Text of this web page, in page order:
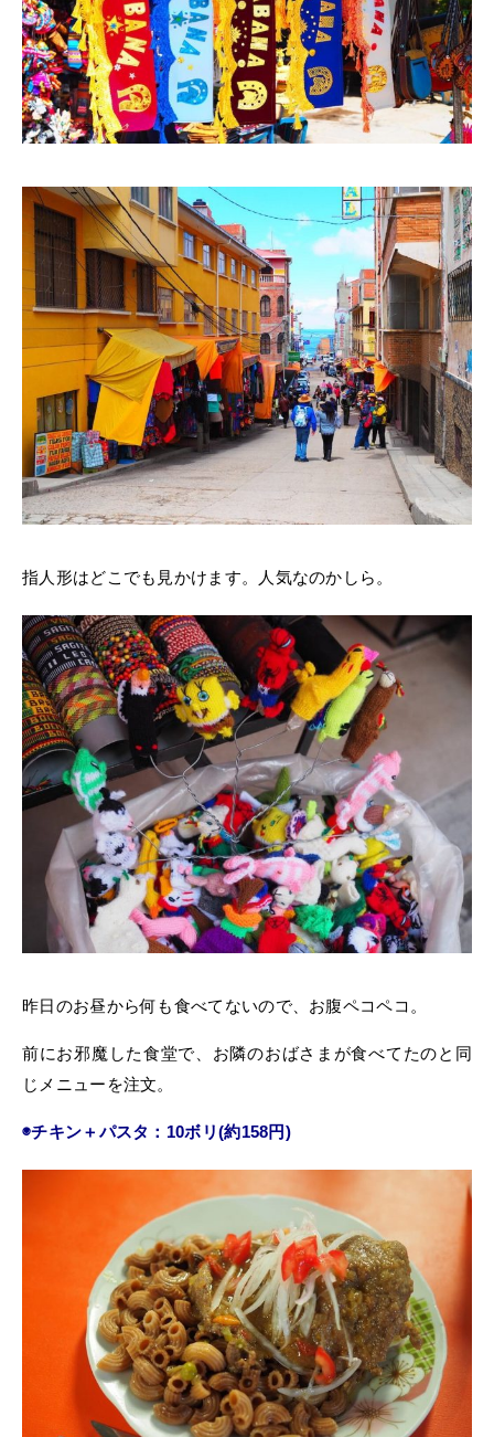
指人形はどこでも見かけます。人気なのかしら。
昨日のお昼から何も食べてないので、お腹ペコペコ。
前にお邪魔した食堂で、お隣のおばさまが食べてたのと同
じメニューを注文。
◉チキン＋パスタ：10ボリ(約158円)